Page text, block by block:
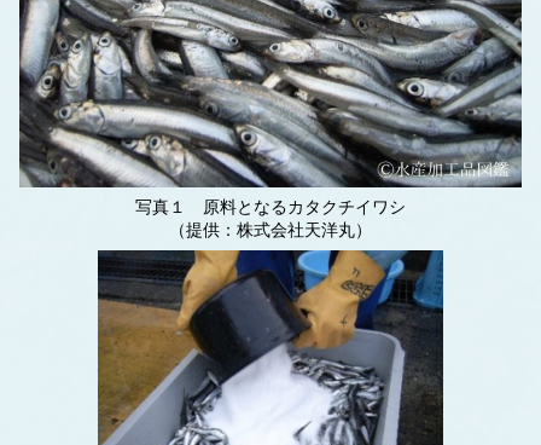
写真１ 原料となるカタクチイワシ
（提供：株式会社天洋丸）